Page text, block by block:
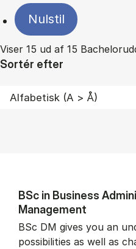
Nulstil
Viser 15 ud af 15
Sortér efter
BSc in Busi­ness
Man­age­ment
BSc DM gives you an
possibilities as well as